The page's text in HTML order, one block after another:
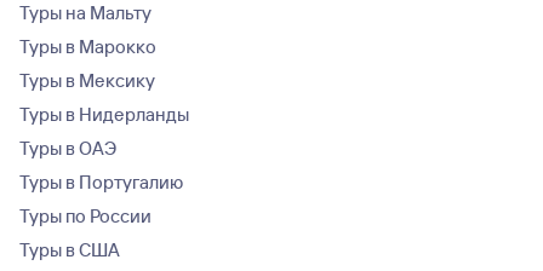
Туры на Мальту
Туры в Марокко
Туры в Мексику
Туры в Нидерланды
Туры в ОАЭ
Туры в Португалию
Туры по России
Туры в США